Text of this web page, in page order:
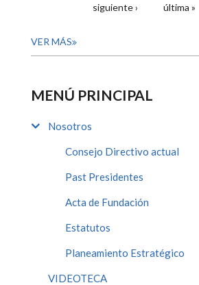
siguiente › última »
VER MÁS
MENÚ PRINCIPAL
Nosotros
Consejo Directivo actual
Past Presidentes
Acta de Fundación
Estatutos
Planeamiento Estratégico
VIDEOTECA